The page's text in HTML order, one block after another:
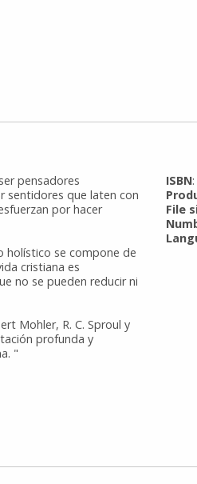
pensadores
sentidores que laten con
por hacer
holístico se compone de
cristiana es
no se pueden reducir ni
Mohler, R. C. Sproul y
profunda y
"
ISBN
File